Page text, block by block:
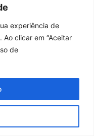
experiência de
clicar em “Aceitar
de